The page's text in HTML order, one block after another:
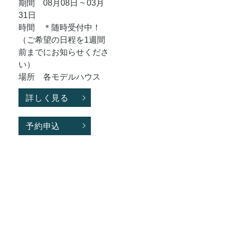
期間 08月08日 ~ 03月
31日
時間 ＊随時受付中！
（ご希望の日程を1週間
前までにお知らせくださ
い）
場所 各モデルハウス
詳しく見る
予約申込